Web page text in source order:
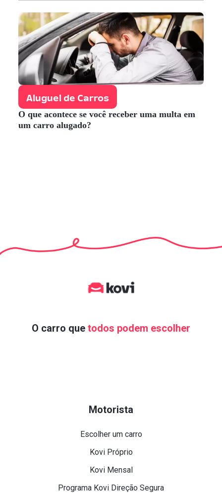
Aluguel de Carros
O que acontece se você receber uma multa em
um carro alugado?
O carro que todos podem escolher
Motorista
Escolher um carro
Kovi Próprio
Kovi Mensal
Programa Kovi Direção Segura